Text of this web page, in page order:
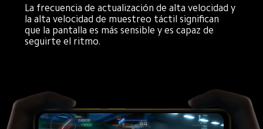
La frecuencia de actualización de alta velocidad y
la alta velocidad de muestreo táctil significan
que la pantalla es más sensible y es capaz de
seguirte el ritmo.